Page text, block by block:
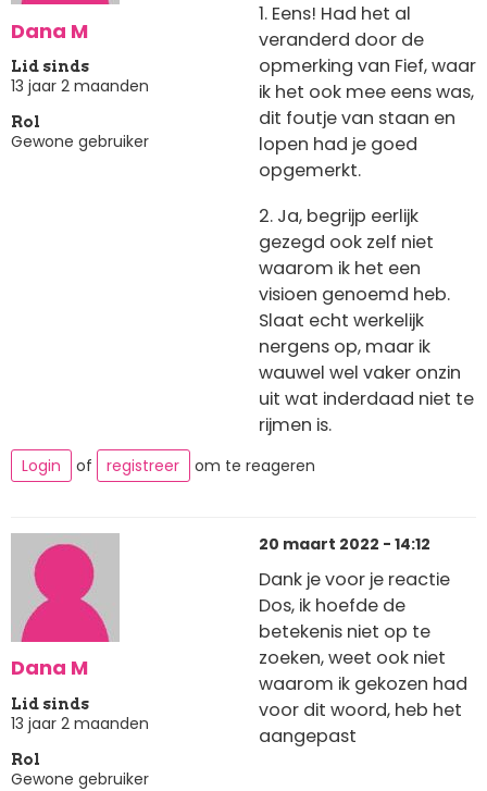
Dana M
Lid sinds
13 jaar 2 maanden
Rol
Gewone gebruiker
1. Eens! Had het al
veranderd door de
opmerking van Fief, waar
ik het ook mee eens was,
dit foutje van staan en
lopen had je goed
opgemerkt.
2. Ja, begrijp eerlijk
gezegd ook zelf niet
waarom ik het een
visioen genoemd heb.
Slaat echt werkelijk
nergens op, maar ik
wauwel wel vaker onzin
uit wat inderdaad niet te
rijmen is.
Login of registreer om te reageren
Dana M
Lid sinds
13 jaar 2 maanden
Rol
Gewone gebruiker
20 maart 2022 - 14:12
Dank je voor je reactie
Dos, ik hoefde de
betekenis niet op te
zoeken, weet ook niet
waarom ik gekozen had
voor dit woord, heb het
aangepast